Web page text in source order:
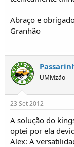
Abraço e
Granhão
UMMzão
23 Set 2012
A solução do
optei por ela
Alex: A